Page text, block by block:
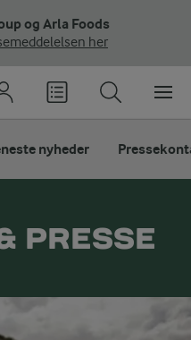
og Arla Foods
her
nyheder
PRESSE